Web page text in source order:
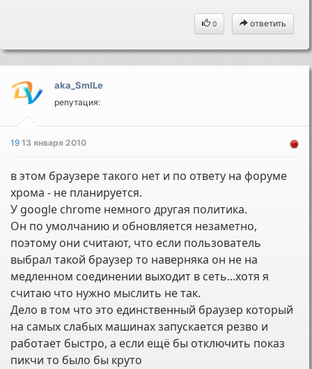
0 ответить
aka_SmILe
репутация:
1913 января 2010
в этом браузере такого нет и по ответу на форуме
хрома - не планируется.
У google chrome немного другая политика.
Он по умолчанию и обновляется незаметно,
поэтому они считают, что если пользователь
выбрал такой браузер то наверняка он не на
медленном соединении выходит в сеть...хотя я
считаю что нужно мыслить не так.
Дело в том что это единственный браузер который
на самых слабых машинах запускается резво и
работает быстро, а если ещё бы отключить показ
пикчи то было бы круто